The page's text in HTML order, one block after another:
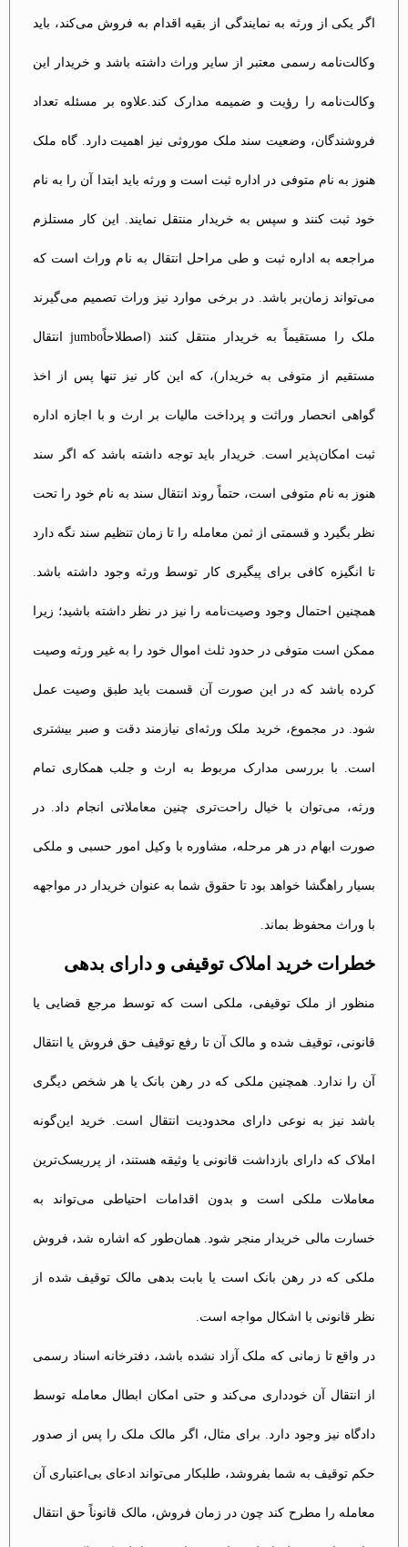
اگر یکی از ورثه به نمایندگی از بقیه اقدام به فروش می‌کند، باید
وکالت‌نامه رسمی معتبر از سایر وراث داشته باشد و خریدار این
وکالت‌نامه را رؤیت و ضمیمه مدارک کند.علاوه بر مسئله تعداد
فروشندگان، وضعیت سند ملک موروثی نیز اهمیت دارد. گاه ملک
هنوز به نام متوفی در اداره ثبت است و ورثه باید ابتدا آن را به نام
خود ثبت کنند و سپس به خریدار منتقل نمایند. این کار مستلزم
مراجعه به اداره ثبت و طی مراحل انتقال به نام وراث است که
می‌تواند زمان‌بر باشد. در برخی موارد نیز وراث تصمیم می‌گیرند
ملک را مستقیماً به خریدار منتقل کنند (اصطلاحاًjumbo انتقال
مستقیم از متوفی به خریدار)، که این کار نیز تنها پس از اخذ
گواهی انحصار وراثت و پرداخت مالیات بر ارث و با اجازه اداره
ثبت امکان‌پذیر است. خریدار باید توجه داشته باشد که اگر سند
هنوز به نام متوفی است، حتماً روند انتقال سند به نام خود را تحت
نظر بگیرد و قسمتی از ثمن معامله را تا زمان تنظیم سند نگه دارد
تا انگیزه کافی برای پیگیری کار توسط ورثه وجود داشته باشد.
همچنین احتمال وجود وصیت‌نامه را نیز در نظر داشته باشید؛ زیرا
ممکن است متوفی در حدود ثلث اموال خود را به غیر ورثه وصیت
کرده باشد که در این صورت آن قسمت باید طبق وصیت عمل
شود. در مجموع، خرید ملک ورثه‌ای نیازمند دقت و صبر بیشتری
است. با بررسی مدارک مربوط به ارث و جلب همکاری تمام
ورثه، می‌توان با خیال راحت‌تری چنین معاملاتی انجام داد. در
صورت ابهام در هر مرحله، مشاوره با وکیل امور حسبی و ملکی
بسیار راهگشا خواهد بود تا حقوق شما به عنوان خریدار در مواجهه
با وراث محفوظ بماند.
خطرات خرید املاک توقیفی و دارای بدهی
منظور از ملک توقیفی، ملکی است که توسط مرجع قضایی یا
قانونی، توقیف شده و مالک آن تا رفع توقیف حق فروش یا انتقال
آن را ندارد. همچنین ملکی که در رهن بانک یا هر شخص دیگری
باشد نیز به نوعی دارای محدودیت انتقال است. خرید این‌گونه
املاک که دارای بازداشت قانونی یا وثیقه هستند، از پرریسک‌ترین
معاملات ملکی است و بدون اقدامات احتیاطی می‌تواند به
خسارت مالی خریدار منجر شود. همان‌طور که اشاره شد، فروش
ملکی که در رهن بانک است یا بابت بدهی مالک توقیف شده از
نظر قانونی با اشکال مواجه است​.
در واقع تا زمانی که ملک آزاد نشده باشد، دفترخانه اسناد رسمی
از انتقال آن خودداری می‌کند و حتی امکان ابطال معامله توسط
دادگاه نیز وجود دارد. برای مثال، اگر مالک ملک را پس از صدور
حکم توقیف به شما بفروشد، طلبکار می‌تواند ادعای بی‌اعتباری آن
معامله را مطرح کند چون در زمان فروش، مالک قانوناً حق انتقال